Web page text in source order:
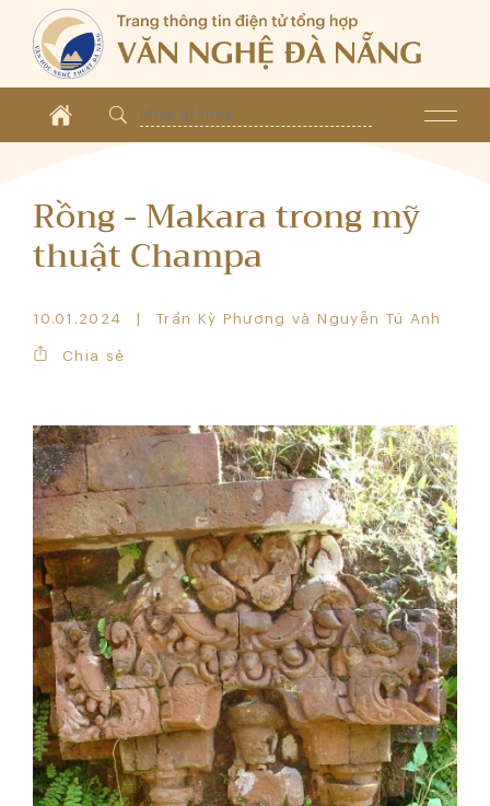
Rồng - Makara trong mỹ
thuật Champa
10.01.2024 Trần Kỳ Phương và Nguyễn Tú Anh
Chia sẻ